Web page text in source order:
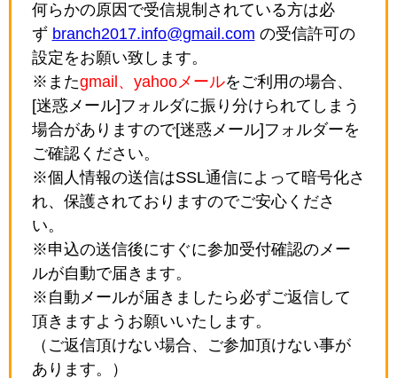
何らかの原因で受信規制されている方は必
ず branch2017.info@gmail.com の受信許可の
設定をお願い致します。
※またgmail、yahooメールをご利用の場合、
[迷惑メール]フォルダに振り分けられてしまう
場合がありますので[迷惑メール]フォルダーを
ご確認ください。
※個人情報の送信はSSL通信によって暗号化さ
れ、保護されておりますのでご安心くださ
い。
※申込の送信後にすぐに参加受付確認のメー
ルが自動で届きます。
※自動メールが届きましたら必ずご返信して
頂きますようお願いいたします。
（ご返信頂けない場合、ご参加頂けない事が
あります。）